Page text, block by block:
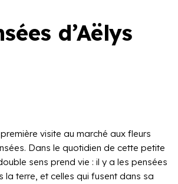
d’Aëlys
visite au marché aux fleurs
Dans le quotidien de cette petite
sens prend vie : il y a les pensées
la terre, et celles qui fusent dans sa